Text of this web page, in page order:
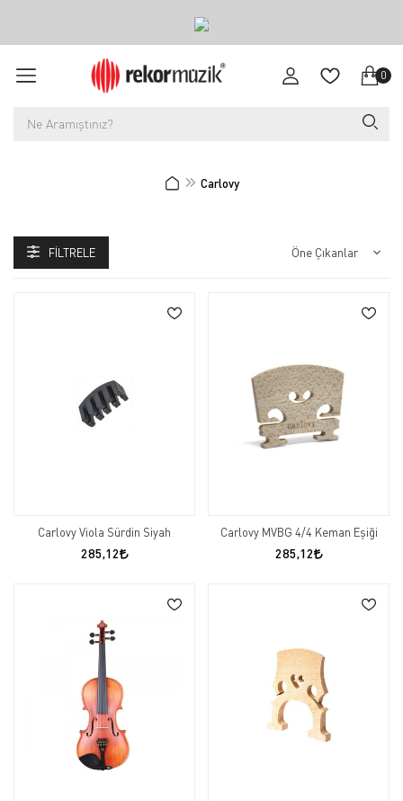
0
Carlovy
FILTRELE
Carlovy Viola Sürdin Siyah
285,12
Carlovy MVBG 4/4 Keman Eşiği
285,12